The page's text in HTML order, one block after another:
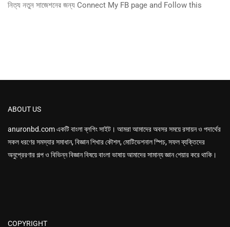
নিত্য নতুন সাজেশনের জন্য Connect My FB page and Follow this
ABOUT US
anuronbd.comএকটি বাংলা ব্লগিং সাইট। আমরা আমাদের অবসর সময়ে রসায়ন ও পদার্থের
সকল ধরণের সমস্যার সমাধান, বিজ্ঞান শিখার কৌশল, মোটিভেশনাল স্পিচ, সফল ব্যক্তিদের
অনুপ্রেরণার গল্প ও বিভিন্ন বিজ্ঞান বিষয়ে বাংলা ভাষায় আমাদের সামান্য জ্ঞান শেয়ার করে থাকি।
COPYRIGHT